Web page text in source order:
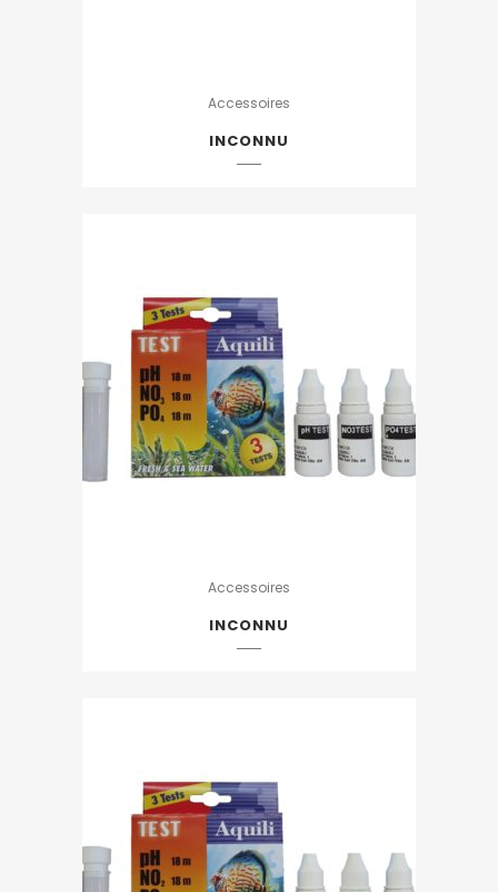
Accessoires
INCONNU
Accessoires
INCONNU